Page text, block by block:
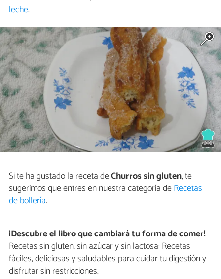
leche.
Si te ha gustado la receta deChurros sin gluten, te
sugerimos que entres en nuestra categoría deRecetas
de bollería.
¡Descubre el libro que cambiará tu forma de comer!
Recetas sin gluten, sin azúcar y sin lactosa: Recetas
fáciles, deliciosas y saludables para cuidar tu digestión y
disfrutar sin restricciones.